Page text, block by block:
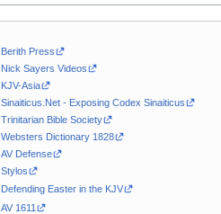
Berith Press
Nick Sayers Videos
KJV-Asia
Sinaiticus.Net - Exposing Codex Sinaiticus
Trinitarian Bible Society
Websters Dictionary 1828
AV Defense
Stylos
Defending Easter in the KJV
AV 1611
c